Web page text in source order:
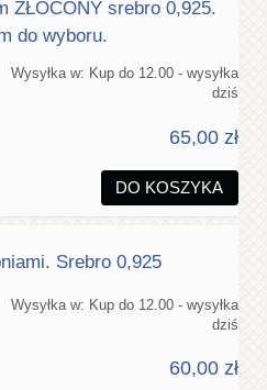
ZŁOCONY srebro 0,925.
do wyboru.
Wysyłka w: Kup do 12.00 - wysyłka
dziś
65,00 zł
DO KOSZYKA
Srebro 0,925
Wysyłka w: Kup do 12.00 - wysyłka
dziś
60,00 zł